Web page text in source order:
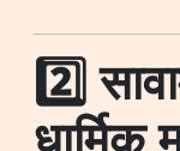
2️⃣
धार्मिक